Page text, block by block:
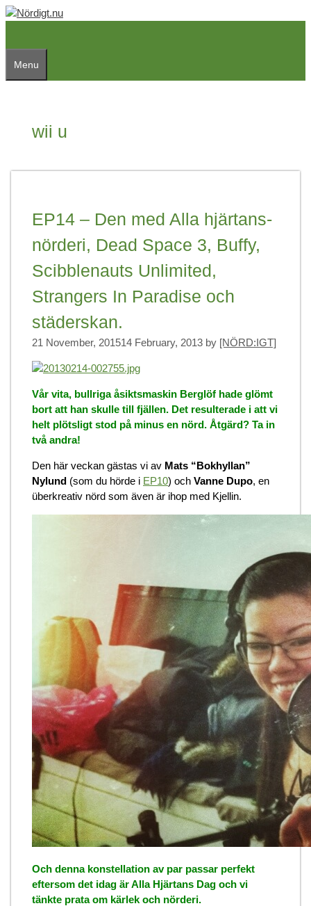
Skip
Menu
wii u
EP14 – Den med Alla hjärtans-
nörderi, Dead Space 3, Buffy,
Scibblenauts Unlimited,
Strangers In Paradise och
städerskan.
21 November, 201514 February, 2013 by [NÖRD:IGT]
Vår vita, bullriga åsiktsmaskin Berglöf hade glömt
bort att han skulle till fjällen. Det resulterade i att vi
helt plötsligt stod på minus en nörd. Åtgärd? Ta in
två andra!
Den här veckan gästas vi av Mats “Bokhyllan”
Nylund (som du hörde i EP10) och Vanne Dupo, en
überkreativ nörd som även är ihop med Kjellin.
Och denna konstellation av par passar perfekt
eftersom det idag är Alla Hjärtans Dag och vi
tänkte prata om kärlek och nörderi.